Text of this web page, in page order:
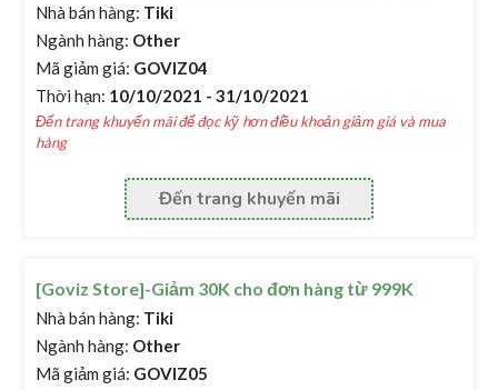
Nhà bán hàng: Tiki
Ngành hàng: Other
Mã giảm giá: GOVIZ04
Thời hạn: 10/10/2021 - 31/10/2021
Đến trang khuyến mãi để đọc kỹ hơn điều khoản giảm giá và mua
hàng
Đến trang khuyến mãi
[Goviz Store]-Giảm 30K cho đơn hàng từ 999K
Nhà bán hàng: Tiki
Ngành hàng: Other
Mã giảm giá: GOVIZ05